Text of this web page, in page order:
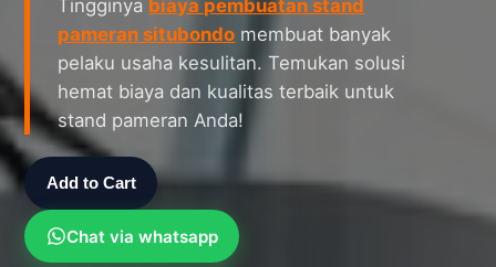
Tingginya biaya pembuatan stand
pameran situbondo membuat banyak
pelaku usaha kesulitan. Temukan solusi
hemat biaya dan kualitas terbaik untuk
stand pameran Anda!
Add to Cart
Chat via whatsapp